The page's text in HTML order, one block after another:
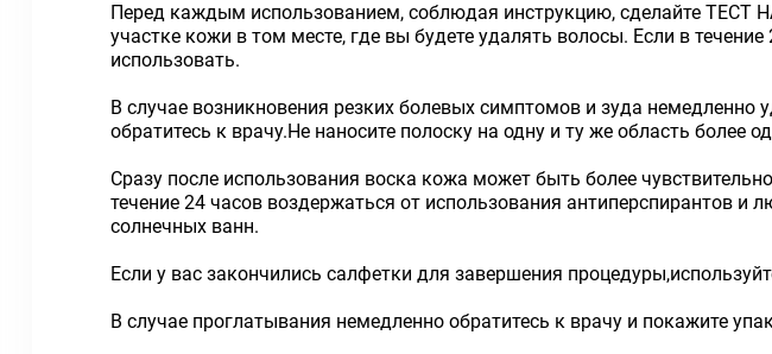
Перед каждым использованием, соблюдая инструкцию, сделайте
участке кожи в том месте, где вы будете удалять волосы. Если в
использовать.
В случае возникновения резких болевых симптомов и зуда
обратитесь к врачу.Не наносите полоску на одну и ту же область более
Сразу после использования воска кожа может быть более
течение 24 часов воздержаться от использования антиперспирантов
солнечных ванн.
Если у вас закончились салфетки для завершения
В случае проглатывания немедленно обратитесь к врачу и покажите